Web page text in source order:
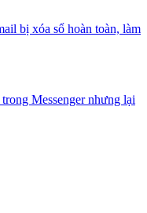
bị xóa sổ hoàn toàn, làm
Messenger nhưng lại